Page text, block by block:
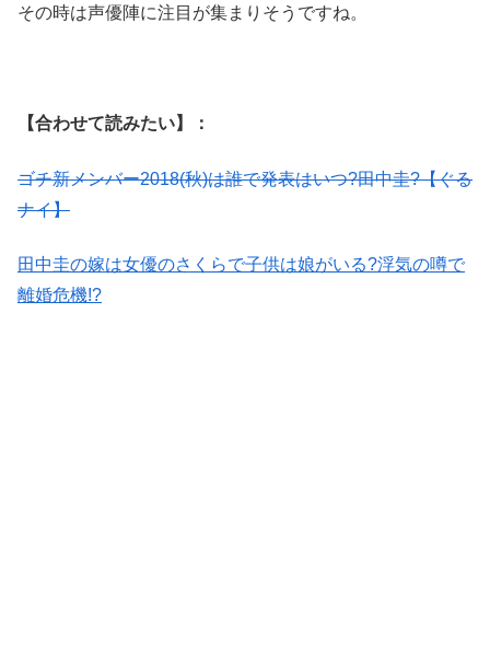
その時は声優陣に注目が集まりそうですね。
【合わせて読みたい】：
ゴチ新メンバー2018(秋)は誰で発表はいつ?田中圭?【ぐる
ナイ】
田中圭の嫁は女優のさくらで子供は娘がいる?浮気の噂で
離婚危機!?